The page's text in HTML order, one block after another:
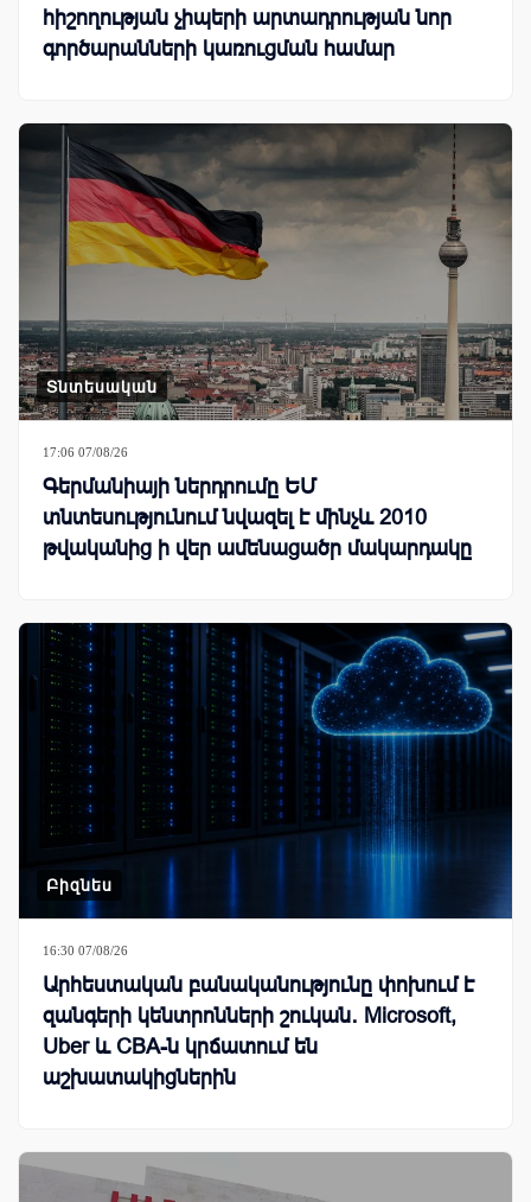
հիշողության չիպերի արտադրության նոր
գործարանների կառուցման համար
Տնտեսական
17:06 07/08/26
Գերմանիայի ներդրումը ԵՄ
տնտեսությունում նվազել է մինչև 2010
թվականից ի վեր ամենացածր մակարդակը
Բիզնես
16:30 07/08/26
Արհեստական բանականությունը փոխում է
զանգերի կենտրոնների շուկան․ Microsoft,
Uber և CBA-ն կրճատում են
աշխատակիցներին